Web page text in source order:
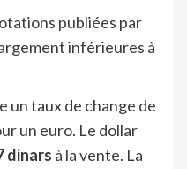
publiées par
inférieures à
un taux de change de
un euro. Le dollar
dinars à la vente. La